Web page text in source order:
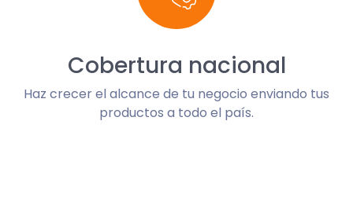
Cobertura nacional
Haz crecer el alcance de tu negocio enviando tus
productos a todo el país.